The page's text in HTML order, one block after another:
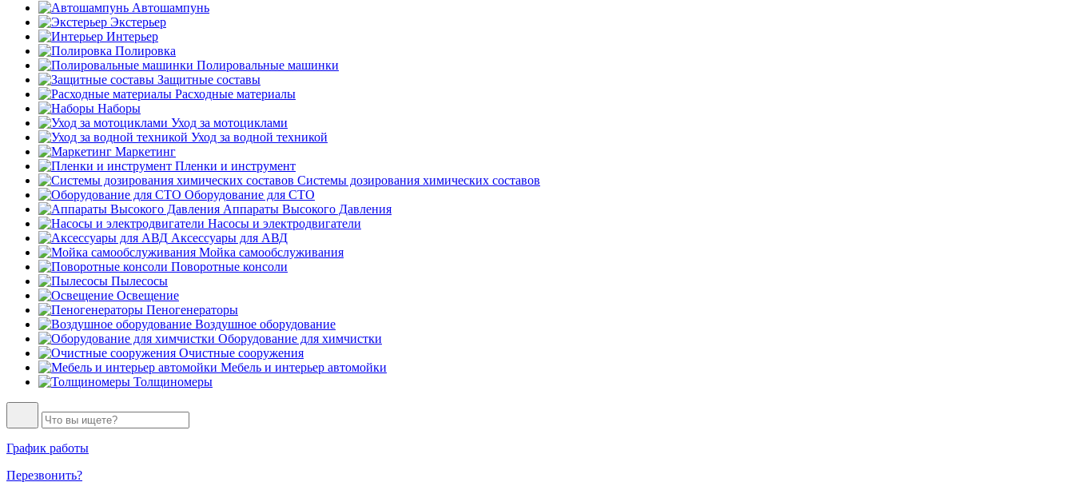
Автошампунь
Экстерьер
Интерьер
Полировка
Полировальные машинки
Защитные составы
Расходные материалы
Наборы
Уход за мотоциклами
Уход за водной техникой
Маркетинг
Пленки и инструмент
Системы дозирования химических составов
Оборудование для СТО
Аппараты Высокого Давления
Насосы и электродвигатели
Аксессуары для АВД
Мойка самообслуживания
Поворотные консоли
Пылесосы
Освещение
Пеногенераторы
Воздушное оборудование
Оборудование для химчистки
Очистные сооружения
Мебель и интерьер автомойки
Толщиномеры
График работы
Перезвонить?